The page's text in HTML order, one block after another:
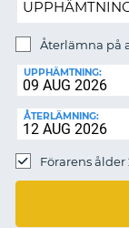
Återlämna på
UPPHÄMTNING:
ÅTERLÄMNING:
Förarens ålder